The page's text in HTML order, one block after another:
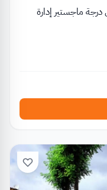
درجة ماجستير إدارة